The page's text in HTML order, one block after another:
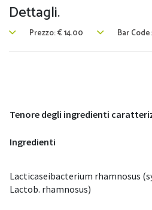
Dettagli.
Prezzo:€14.00 Bar
Tenore degli ingredienti
Ingredienti
Lacticaseibacterium rhamnosus
Lactob. rhamnosus)